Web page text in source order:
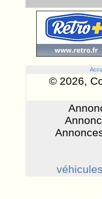
© 2026,